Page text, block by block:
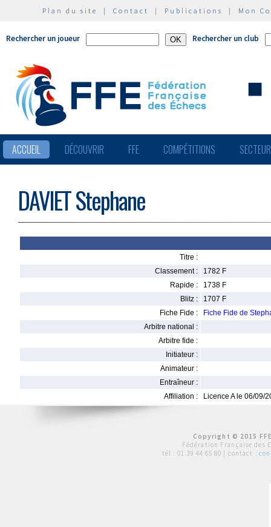
Plan du site | Contact | Publications | Mon
Rechercher un joueur Rechercher un club
ACCUEIL DÉCOUVRIR FFE COMPÉTITIONS
DAVIET Stephane
Titre :
Classement :
1782 F
Rapide :
1738 F
Blitz :
1707 F
Fiche Fide :
Fiche Fide de
Arbitre national :
Arbitre fide :
Initiateur :
Animateur :
Entraîneur :
Affiliation :
Licence A le 06/09/
Copyright © 2015
Fédération Française des
tél : 01 39 44 65 80 | contact :